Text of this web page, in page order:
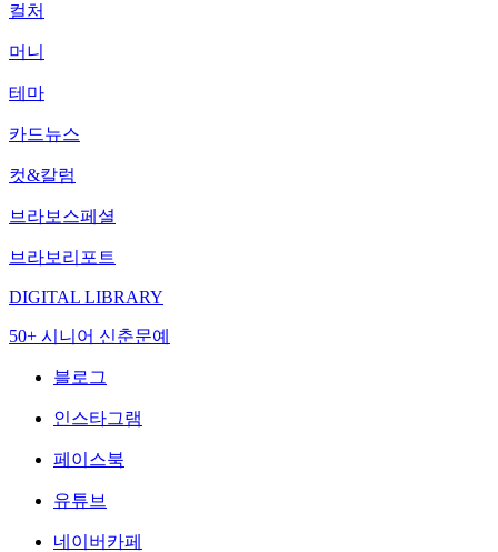
컬처
머니
테마
카드뉴스
컷&칼럼
브라보스페셜
브라보리포트
DIGITAL LIBRARY
50+ 시니어 신춘문예
블로그
인스타그램
페이스북
유튜브
네이버카페